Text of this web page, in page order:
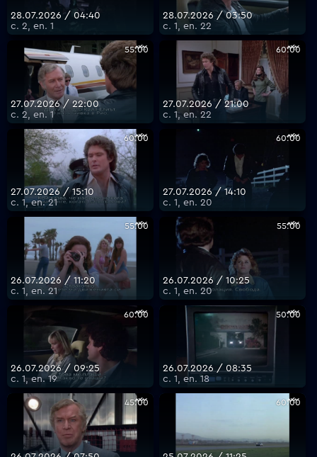
28.07.2026 / 04:40
с. 2, еп. 1
28.07.2026 / 03:50
с. 1, еп. 22
55:00
27.07.2026 / 22:00
с. 2, еп. 1
60:00
27.07.2026 / 21:00
с. 1, еп. 22
60:00
27.07.2026 / 15:10
с. 1, еп. 21
60:00
27.07.2026 / 14:10
с. 1, еп. 20
55:00
26.07.2026 / 11:20
с. 1, еп. 21
55:00
26.07.2026 / 10:25
с. 1, еп. 20
60:00
26.07.2026 / 09:25
с. 1, еп. 19
50:00
26.07.2026 / 08:35
с. 1, еп. 18
45:00 60:00